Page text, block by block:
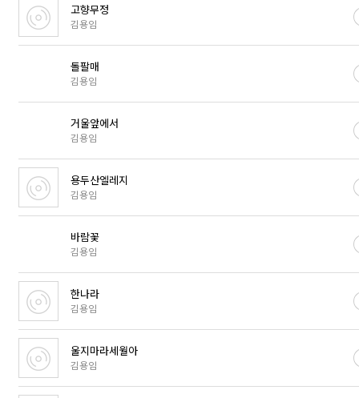
고향무정
김용임
돌팔매
김용임
거울앞에서
김용임
용두산엘레지
김용임
바람꽃
김용임
한나라
김용임
울지마라세월아
김용임